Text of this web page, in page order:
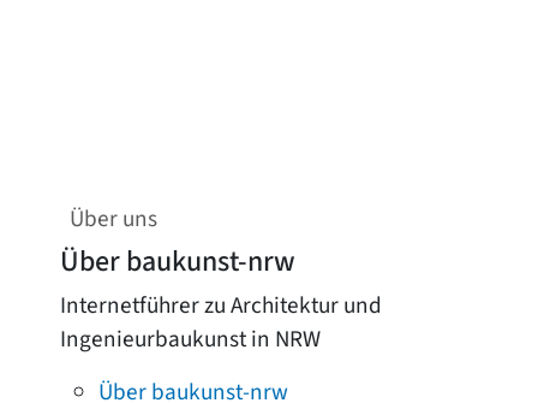
Über uns
Über baukunst-nrw
Internetführer zu Architektur und
Ingenieurbaukunst in NRW
Über baukunst-nrw